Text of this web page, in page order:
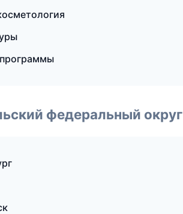
федеральный округ